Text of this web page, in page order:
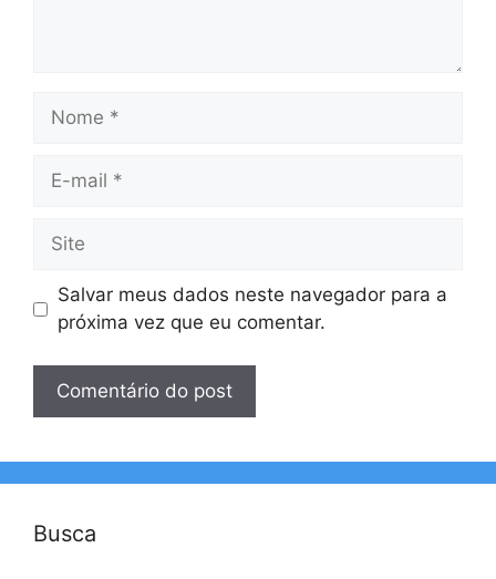
Nome
Site
Salvar meus dados neste navegador para a
próxima vez que eu comentar.
Busca